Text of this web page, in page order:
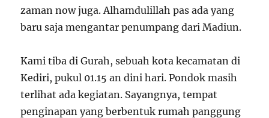
zaman now juga. Alhamdulillah pas ada yang
baru saja mengantar penumpang dari Madiun.
Kami tiba di Gurah, sebuah kota kecamatan di
Kediri, pukul 01.15 an dini hari. Pondok masih
terlihat ada kegiatan. Sayangnya, tempat
penginapan yang berbentuk rumah panggung